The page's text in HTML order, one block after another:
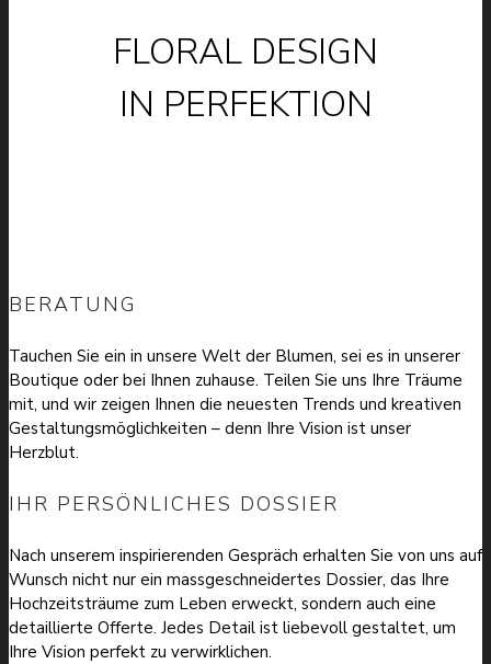
FLORAL DESIGN
IN PERFEKTION
BERATUNG
Tauchen Sie ein in unsere Welt der Blumen, sei es in unserer
Boutique oder bei Ihnen zuhause. Teilen Sie uns Ihre Träume
mit, und wir zeigen Ihnen die neuesten Trends und kreativen
Gestaltungsmöglichkeiten – denn Ihre Vision ist unser
Herzblut.
IHR PERSÖNLICHES DOSSIER
Nach unserem inspirierenden Gespräch erhalten Sie von uns auf
Wunsch nicht nur ein massgeschneidertes Dossier, das Ihre
Hochzeitsträume zum Leben erweckt, sondern auch eine
detaillierte Offerte. Jedes Detail ist liebevoll gestaltet, um
Ihre Vision perfekt zu verwirklichen.